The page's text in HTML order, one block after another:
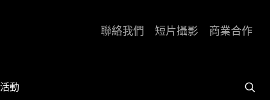
活動
聯絡我們 短片攝影 商業合作